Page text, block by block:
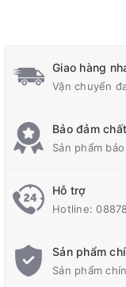
Lưu ý đến việc
Thông Tin Sản Phẩm:
Độ dày: 10mm
Giao hàng
Vận chuyển
Bảo đảm
Sản phẩm
Hỗ trợ
Hotline:
Sản phẩm
Sản phẩm